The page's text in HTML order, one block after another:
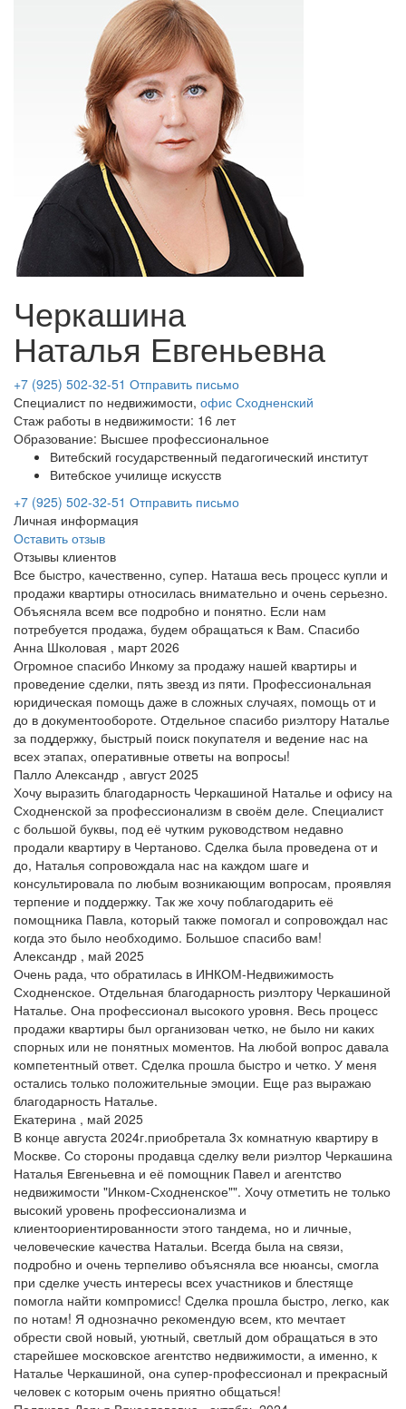
Черкашина
Наталья Евгеньевна
+7 (925) 502-32-51 Отправить письмо
Специалист по недвижимости, офис Сходненский
Стаж работы в недвижимости: 16 лет
Образование: Высшее профессиональное
Витебский государственный педагогический институт
Витебское училище искусств
+7 (925) 502-32-51 Отправить письмо
Личная информация
Оставить отзыв
Отзывы клиентов
Все быстро, качественно, супер. Наташа весь процесс купли и
продажи квартиры относилась внимательно и очень серьезно.
Объясняла всем все подробно и понятно. Если нам
потребуется продажа, будем обращаться к Вам. Спасибо
Анна Школовая , март 2026
Огромное спасибо Инкому за продажу нашей квартиры и
проведение сделки, пять звезд из пяти. Профессиональная
юридическая помощь даже в сложных случаях, помощь от и
до в документообороте. Отдельное спасибо риэлтору Наталье
за поддержку, быстрый поиск покупателя и ведение нас на
всех этапах, оперативные ответы на вопросы!
Палло Александр , август 2025
Хочу выразить благодарность Черкашиной Наталье и офису на
Сходненской за профессионализм в своём деле. Специалист
с большой буквы, под её чутким руководством недавно
продали квартиру в Чертаново. Сделка была проведена от и
до, Наталья сопровождала нас на каждом шаге и
консультировала по любым возникающим вопросам, проявляя
терпение и поддержку. Так же хочу поблагодарить её
помощника Павла, который также помогал и сопровождал нас
когда это было необходимо. Большое спасибо вам!
Александр , май 2025
Очень рада, что обратилась в ИНКОМ-Недвижимость
Сходненское. Отдельная благодарность риэлтору Черкашиной
Наталье. Она профессионал высокого уровня. Весь процесс
продажи квартиры был организован четко, не было ни каких
спорных или не понятных моментов. На любой вопрос давала
компетентный ответ. Сделка прошла быстро и четко. У меня
остались только положительные эмоции. Еще раз выражаю
благодарность Наталье.
Екатерина , май 2025
В конце августа 2024г.приобретала 3х комнатную квартиру в
Москве. Со стороны продавца сделку вели риэлтор Черкашина
Наталья Евгеньевна и её помощник Павел и агентство
недвижимости "Инком-Сходненское"". Хочу отметить не только
высокий уровень профессионализма и
клиентоориентированности этого тандема, но и личные,
человеческие качества Натальи. Всегда была на связи,
подробно и очень терпеливо объясняла все нюансы, смогла
при сделке учесть интересы всех участников и блестяще
помогла найти компромисс! Сделка прошла быстро, легко, как
по нотам! Я однозначно рекомендую всем, кто мечтает
обрести свой новый, уютный, светлый дом обращаться в это
старейшее московское агентство недвижимости, а именно, к
Наталье Черкашиной, она супер-профессионал и прекрасный
человек с которым очень приятно общаться!